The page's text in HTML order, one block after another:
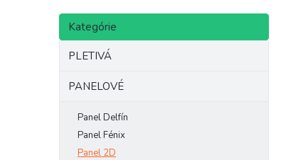
B
č
Preskočiť
kategórie
Kategórie
PLETIVÁ
PANELOVÉ
Panel Delfín
Panel Fénix
Panel 2D